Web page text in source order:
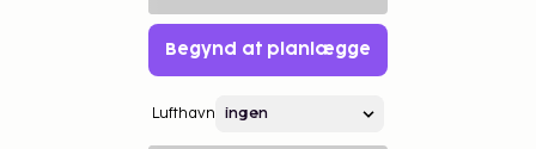
Begynd at planlægge
Lufthavn